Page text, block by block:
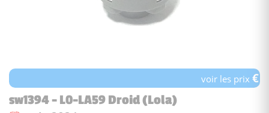
voir les prix€
sw1394 - L0-LA59 Droid (Lola)